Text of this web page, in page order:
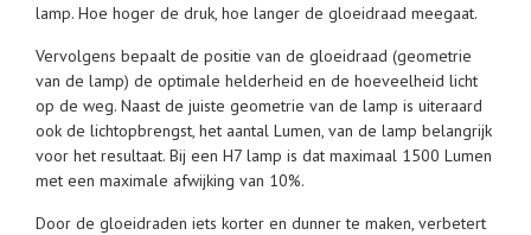
lamp. Hoe hoger de druk, hoe langer de gloeidraad meegaat.
Vervolgens bepaalt de positie van de gloeidraad (geometrie
van de lamp) de optimale helderheid en de hoeveelheid licht
op de weg. Naast de juiste geometrie van de lamp is uiteraard
ook de lichtopbrengst, het aantal Lumen, van de lamp belangrijk
voor het resultaat. Bij een H7 lamp is dat maximaal 1500 Lumen
met een maximale afwijking van 10%.
Door de gloeidraden iets korter en dunner te maken, verbetert